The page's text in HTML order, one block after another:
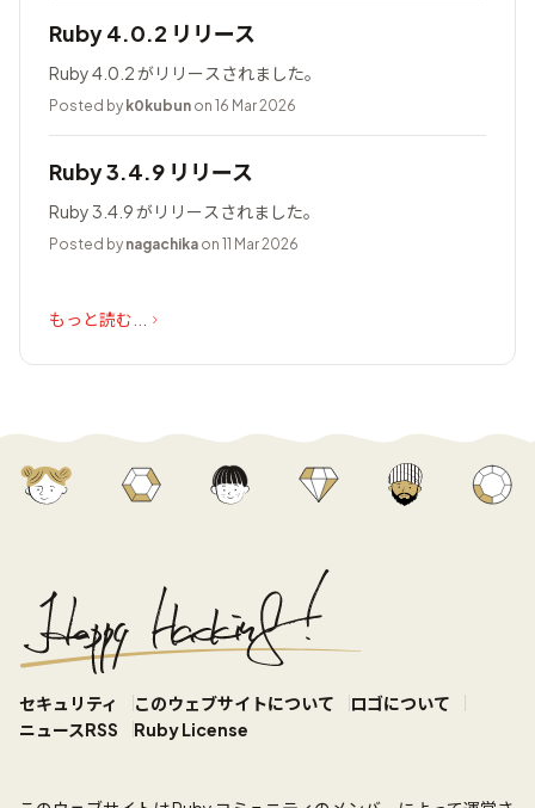
Ruby 4.0.2 リリース
Ruby 4.0.2 がリリースされました。
Posted by k0kubun on 16 Mar 2026
Ruby 3.4.9 リリース
Ruby 3.4.9 がリリースされました。
Posted by nagachika on 11 Mar 2026
もっと読む...
セキュリティ このウェブサイトについて
ロゴについて
ニュースRSS
Ruby License